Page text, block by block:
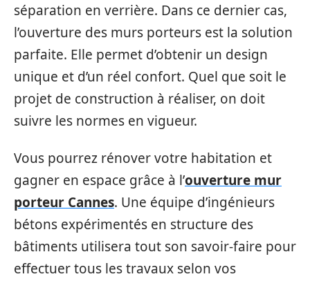
séparation en verrière. Dans ce dernier cas,
l’ouverture des murs porteurs est la solution
parfaite. Elle permet d’obtenir un design
unique et d’un réel confort. Quel que soit le
projet de construction à réaliser, on doit
suivre les normes en vigueur.
Vous pourrez rénover votre habitation et
gagner en espace grâce à l’ouverture mur
porteur Cannes. Une équipe d’ingénieurs
bétons expérimentés en structure des
bâtiments utilisera tout son savoir-faire pour
effectuer tous les travaux selon vos